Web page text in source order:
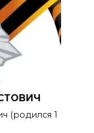
(родился 1